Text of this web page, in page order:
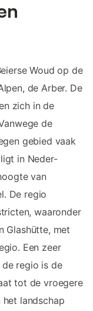
Woud op de
de Arber. De
zich in de
de
gebied vaak
in Neder-
van
De regio
waaronder
Glashütte, met
Een zeer
regio is de
tot de vroegere
landschap